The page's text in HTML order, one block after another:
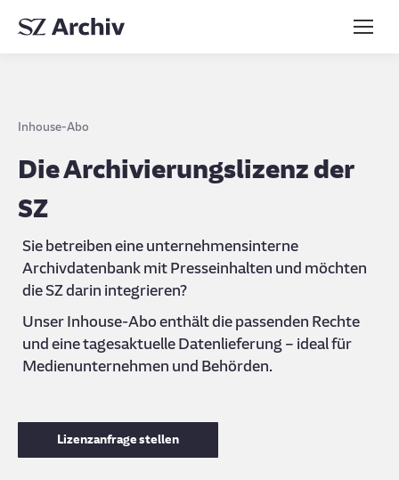
Inhouse-Abo
Die Archivierungslizenz der
SZ
Sie betreiben eine unternehmensinterne
Archivdatenbank mit Presseinhalten und möchten
die SZ darin integrieren?
Unser Inhouse-Abo enthält die passenden Rechte
und eine tagesaktuelle Datenlieferung – ideal für
Medienunternehmen und Behörden.
Lizenzanfrage stellen